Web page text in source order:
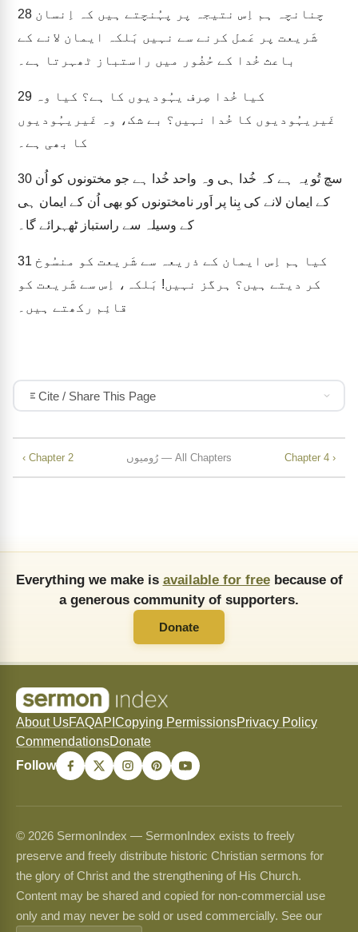
28
شَریعت پر عَمل کرنے سے نہیں بَلکہ ایمان لانے کے
باعث خُدا کے حُضُور میں راستباز ٹھہرتا ہے۔
29
غَیریہُودیوں کا خُدا نہیں؟ بے شک، وہ غَیریہُودیوں
کا بھی ہے۔
30
کے ایمان لانے کی بِنا پر اَور نامختونوں کو بھی اُن کے ایمان ہی
کے وسیلہ سے راستباز ٹھہرائے گا۔
31
کر دیتے ہیں؟ ہرگز نہیں! بَلکہ، اِس سے شَریعت کو
قائِم رکھتے ہیں۔
Cite / Share This Page
‹ Chapter 2 رُومیوں — All Chapters Chapter 4 ›
Everything we make is available for freebecause of
a generous community of supporters.
Donate
About UsFAQAPI Copying PermissionsPrivacy Policy
CommendationsDonate
Follow
© 2026 SermonIndex — SermonIndex exists to freely
preserve and freely distribute historic Christian sermons for
the glory of Christ and the strengthening of His Church.
Content may be shared and copied for non-commercial use
only and may never be sold or used commercially. See our